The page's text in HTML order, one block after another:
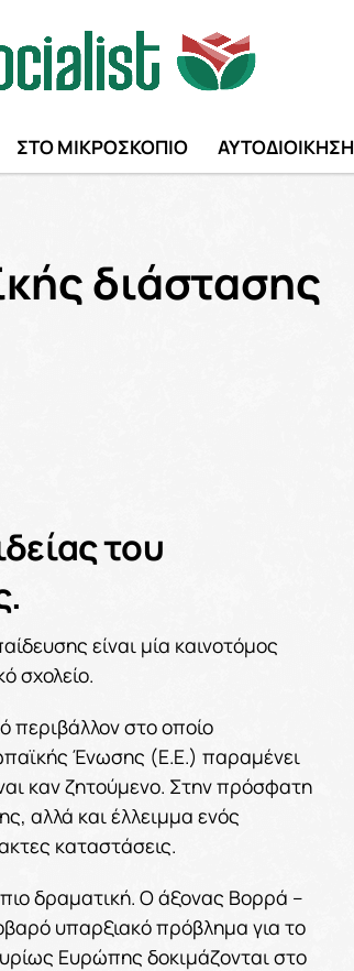
ΣΤΟ ΜΙΚΡΟΣΚΟΠΙΟ ΑΥΤΟΔΙΟΙΚΗΣΗ
διάστασης
του
είναι μία καινοτόμος
σχολείο.
περιβάλλον στο οποίο
Ένωσης (Ε.Ε.) παραμένει
καν ζητούμενο. Στην πρόσφατη
αλλά και έλλειμμα ενός
καταστάσεις.
δραματική. Ο άξονας Βορρά –
υπαρξιακό πρόβλημα για το
Ευρώπης δοκιμάζονται στο